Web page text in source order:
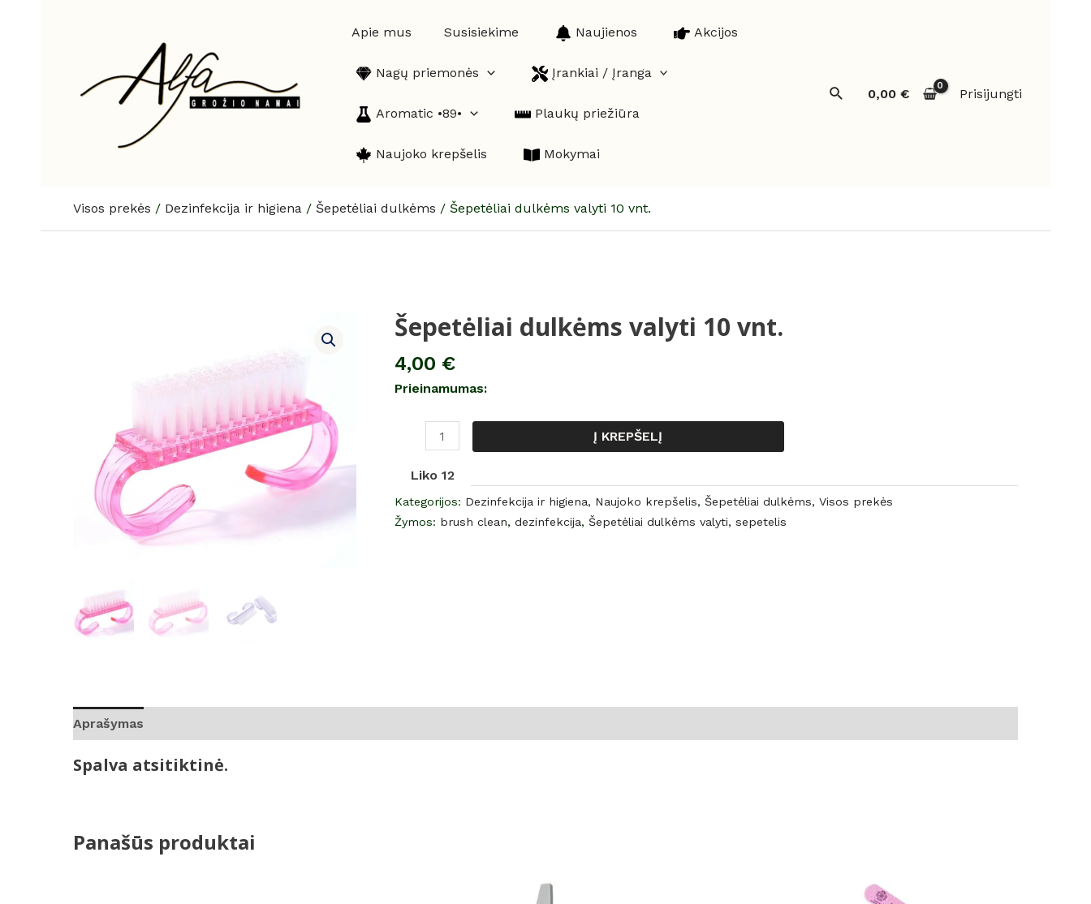
Apie mus Susisiekime Naujienos Akcijos
Nagų priemonės Įrankiai / Įranga
Aromatic •89• Plaukų priežiūra
Naujoko krepšelis Mokymai
Paieška0,00 € Prisijungti
Visos prekės / Dezinfekcija ir higiena / Šepetėliai dulkėms / Šepetėliai dulkėms valyti 10 vnt.
Šepetėliai dulkėms valyti 10 vnt.
4,00 €
Prieinamumas:
produkto
kiekis:
Šepetėliai
dulkėms
Į KREPŠELĮ
Liko 12
Kategorijos: Dezinfekcija ir higiena, Naujoko krepšelis, Šepetėliai dulkėms, Visos prekės
Žymos: brush clean, dezinfekcija, Šepetėliai dulkėms valyti, sepetelis
Aprašymas
Spalva atsitiktinė.
Panašūs produktai